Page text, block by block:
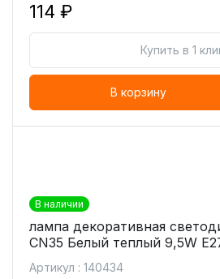
114 ₽
Купить в 1
В корзину
В наличии
лампа декоративная
CN35 Белый теплый 9,5W
Артикул : 140434